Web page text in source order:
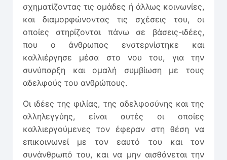
σχηματίζοντας τις ομάδες ή άλλως κοινωνίες,
και διαμορφώνοντας τις σχέσεις του, οι
οποίες στηρίζονται πάνω σε βάσεις-ιδέες,
που ο άνθρωπος ενστερνίστηκε και
καλλιέργησε μέσα στο νου του, για την
συνύπαρξη και ομαλή συμβίωση με τους
αδελφούς του ανθρώπους.
Οι ιδέες της φιλίας, της αδελφοσύνης και της
αλληλεγγύης, είναι αυτές οι οποίες
καλλιεργούμενες τον έφεραν στη θέση να
επικοινωνεί με τον εαυτό του και τον
συνάνθρωπό του, και να μην αισθάνεται την